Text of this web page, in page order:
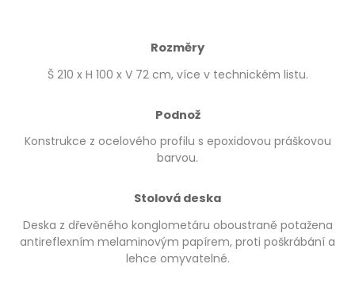
Rozměry
Š 210 x H 100 x V 72 cm, více v technickém listu.
Podnož
Konstrukce z ocelového profilu s epoxidovou práškovou
barvou.
Stolová deska
Deska z dřevěného konglometáru oboustraně potažena
antireflexním melaminovým papírem, proti poškrábání a
lehce omyvatelné.